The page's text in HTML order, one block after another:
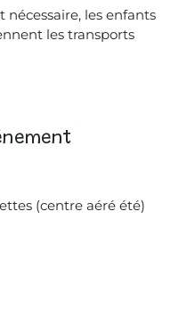
les enfants
les transports
(centre aéré été)